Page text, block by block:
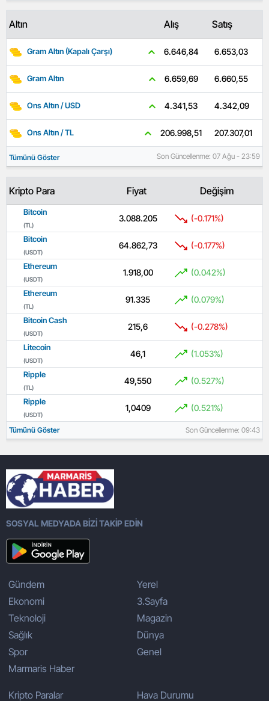
Altın Alış Satış
Gram Altın (Kapalı Çarşı) 6.646,84 6.653,03
Gram Altın 6.659,69 6.660,55
Ons Altın / USD 4.341,53 4.342,09
Ons Altın / TL 206.998,51 207.307,01
Tümünü Göster Son Güncellenme: 07 Ağu - 23:59
Kripto Para Fiyat Değişim
Bitcoin
(TL)
3.088.205 (-0.171%)
Bitcoin
(USDT)
64.862,73 (-0.177%)
Ethereum
(USDT)
1.918,00 (0.042%)
Ethereum
(TL)
91.335 (0.079%)
Bitcoin Cash
(USDT)
215,6 (-0.278%)
Litecoin
(USDT)
46,1 (1.053%)
Ripple
(TL)
49,550 (0.527%)
Ripple
(USDT)
1,0409 (0.521%)
Tümünü Göster Son Güncellenme: 09:43
SOSYAL MEDYADA BİZİ TAKİP EDİN
Gündem
Ekonomi
Teknoloji
Sağlık
Spor
Marmaris Haber
Yerel
3.Sayfa
Magazin
Dünya
Genel
Kripto Paralar Hava Durumu